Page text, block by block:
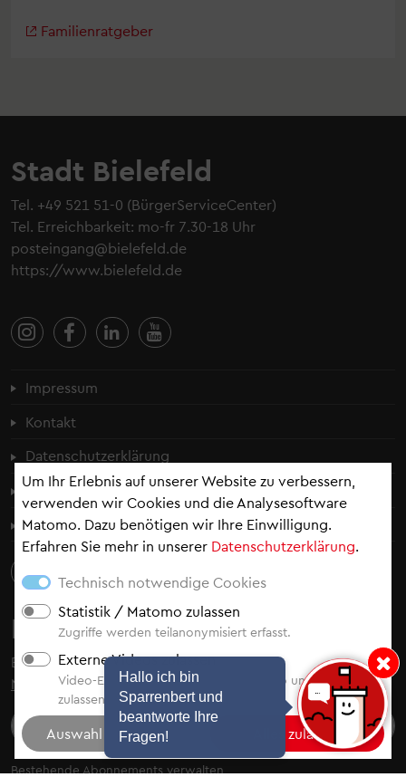
Um Ihr Erlebnis auf unserer Website zu verbessern,
verwenden wir Cookies und die Analysesoftware
Matomo. Dazu benötigen wir Ihre Einwilligung.
Erfahren Sie mehr in unserer Datenschutzerklärung.
Technisch notwendige Cookies
Statistik / Matomo zulassen
Zugriffe werden teilanonymisiert erfasst.
Externe Videos zulassen
Video-Einbindung von YouTube, Vimeo und Video.Taxi
zulassen.
Familienratgeber
Hinweis: Hallo
Hallo ich bin
Sparrenbert und
beantworte Ihre
Fragen!
Stadt Bielefeld
Tel. +49 521 51-0 (BürgerServiceCenter)
Tel. Erreichbarkeit: mo-fr 7.30-18 Uhr
posteingang@bielefeld.de
https://www.bielefeld.de
Fußzeilenmenü
Impressum
Kontakt
Datenschutzerklärung
Cookie-Einstellungen
Erklärung zur Barrierefreiheit
Newsletter
Bleiben Sie auf dem Laufenden - abonnieren Sieunsere
Newsletter.
Auswahl der Newsletter
Bestehende Abonnements verwalten